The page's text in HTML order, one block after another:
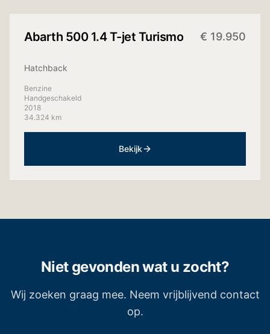
Abarth 500 1.4 T-jet Turismo € 19.950
Hatchback
Benzine
Handgeschakeld
2018
34.324 km
Bekijk
Niet gevonden wat u zocht?
Wij zoeken graag mee. Neem vrijblijvend contact
op.